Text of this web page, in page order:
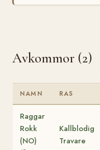
Avkommor (2)
NAMN RAS
Raggar
Rokk
(NO)
Kallblodig
Travare